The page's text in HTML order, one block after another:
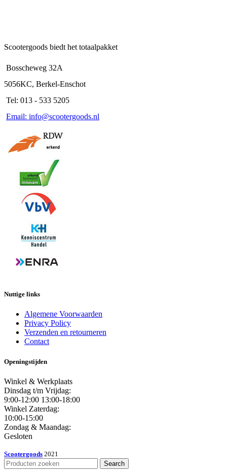
Scootergoods biedt het totaalpakket
Bosscheweg 32A
5056KC, Berkel-Enschot
Tel: 013 - 533 5205
Email: info@scootergoods.nl
Nuttige links
Algemene Voorwaarden
Privacy Policy
Verzenden en retourneren
Contact
Openingstijden
Winkel & Werkplaats
Dinsdag t/m Vrijdag:
9:00-12:00 13:00-18:00
Winkel Zaterdag:
10:00-15:00
Zondag & Maandag:
Gesloten
Scootergoods 2021
Search